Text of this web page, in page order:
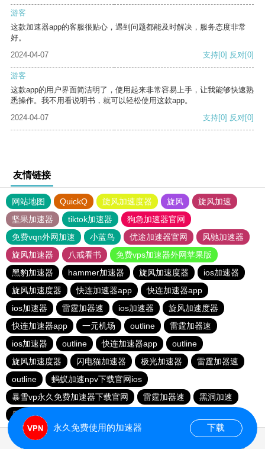
游客
这款加速器app的客服很贴心，遇到问题都能及时解决，服务态度非常
好。
2024-04-07
支持[0] 反对[0]
游客
这款app的用户界面简洁明了，使用起来非常容易上手，让我能够快速熟
悉操作。我不用看说明书，就可以轻松使用这款app。
2024-04-07
支持[0] 反对[0]
友情链接
网站地图 QuickQ 旋风加速度器 旋风
旋风加速
坚果加速器
tiktok加速器
狗急加速器官网
免费vqn外网加速
小蓝鸟 优途加速器官网
风驰加速器
旋风加速器
八戒看书
免费vps加速器外网苹果版
黑豹加速器
hammer加速器 旋风加速度器
ios加速器
旋风加速度器
快连加速器app
快连加速器app
ios加速器
雷霆加器速 ios加速器
旋风加速度器
快连加速器app
一元机场 outline
雷霆加器速
ios加速器
outline 快连加速器app
outline
旋风加速度器
闪电猫加速器 极光加速器
雷霆加器速
outline
蚂蚁加速npv下载官网ios
暴雪vp永久免费加速器下载官网
雷霆加器速
黑洞加速
暴雪vp永久免费加速器下载官网
永久免费使用的加速器 下载